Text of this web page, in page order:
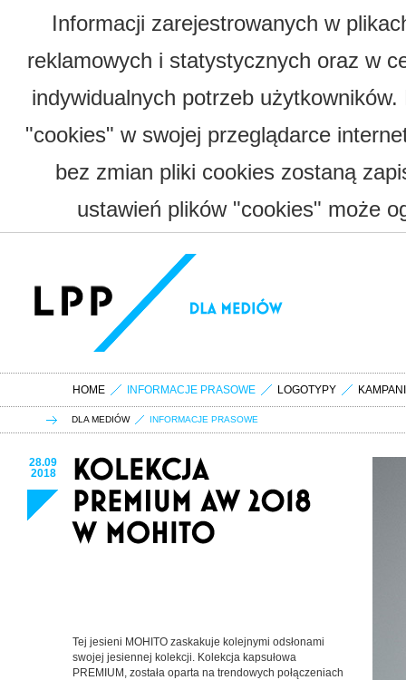
Informacji zarejestrowanych w
reklamowych i statystycznych oraz w
indywidualnych potrzeb
"cookies" w swojej przeglądarce
bez zmian pliki cookies zostaną
ustawień plików "cookies" może
HOME INFORMACJE PRASOWE LOGOTYPY
DLA MEDIÓW INFORMACJE PRASOWE
28.09
2018
Tej jesieni MOHITO zaskakuje kolejnymi odsłonami
swojej jesiennej kolekcji. Kolekcja kapsułowa
PREMIUM, została oparta na trendowych połączeniach